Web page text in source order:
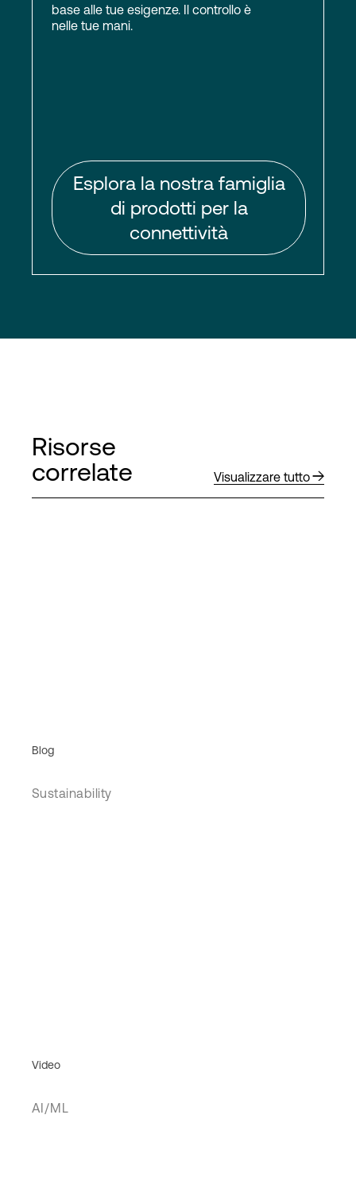
base alle tue esigenze. Il controllo è
nelle tue mani.
Esplora la nostra famiglia
di prodotti per la
connettività
Risorse
correlate
Visualizzare tutto
Blog
Sustainability
Video
AI/ML